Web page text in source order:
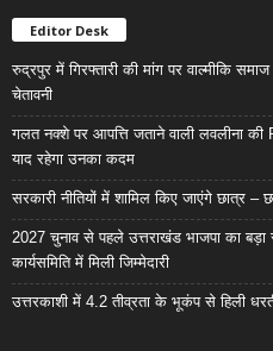
Editor Desk
रुद्रपुर में गिरफ्तारी की मांग पर वाल्मीकि
चेतावनी
गलत नक्शे पर आपत्ति जताने वाली लवलीना
याद रहेगा उनका कदम
सरकारी नीतियों में शामिल किए जाएंगे छात्र
2027 चुनाव से पहले उत्तराखंड भाजपा का
कार्यसमिति में मिली जिम्मेदारी
उत्तरकाशी में 4.2 तीव्रता के भूकंप से हिली